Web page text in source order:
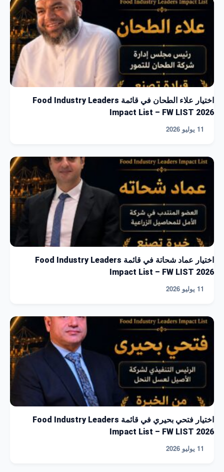
اختيار علاء الطحان في قائمة Food Industry Leaders
Impact List – FW LIST 2026
11 يوليو 2026
اختيار عماد شحاتة في قائمة Food Industry Leaders
Impact List – FW LIST 2026
11 يوليو 2026
اختيار فتحي بحيري في قائمة Food Industry Leaders
Impact List – FW LIST 2026
11 يوليو 2026